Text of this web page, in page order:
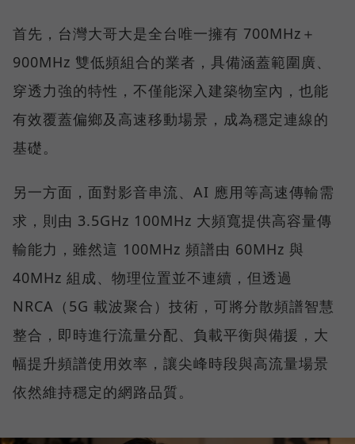
首先，台灣大哥大是全台唯一擁有 700MHz＋
900MHz 雙低頻組合的業者，具備涵蓋範圍廣、
穿透力強的特性，不僅能深入建築物室內，也能
有效覆蓋偏鄉及高速移動場景，成為穩定連線的
基礎。
另一方面，面對影音串流、AI 應用等高速傳輸需
求，則由 3.5GHz 100MHz 大頻寬提供高容量傳
輸能力，雖然這 100MHz 頻譜由 60MHz 與
40MHz 組成、物理位置並不連續，但透過
NRCA（5G 載波聚合）技術，可將分散頻譜智慧
整合，即時進行流量分配、負載平衡與備援，大
幅提升頻譜使用效率，讓尖峰時段與高流量場景
依然維持穩定的網路品質。